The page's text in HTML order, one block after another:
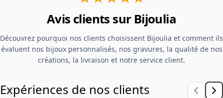
Avis clients sur Bijoulia
Découvrez pourquoi nos clients choisissent Bijoulia et comment ils
évaluent nos bijoux personnalisés, nos gravures, la qualité de nos
créations, la livraison et notre service client.
Expériences de nos clients